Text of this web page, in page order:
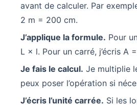
avant de calculer. Par
2 m = 200 cm.
J’applique la formule. Pour
L × l. Pour un carré, j’écris A
Je fais le calcul. Je multiplie
peux poser l’opération si
J’écris l’unité carrée. Si les